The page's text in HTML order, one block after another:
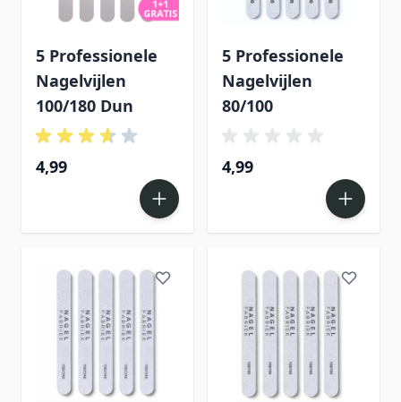
5 Professionele
Nagelvijlen
100/180 Dun
4,99
5 Professionele
Nagelvijlen
80/100
4,99